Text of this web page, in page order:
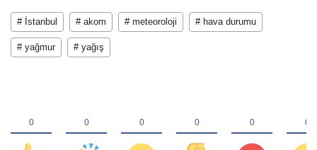
# İstanbul # akom # meteoroloji # hava durumu
# yağmur # yağış